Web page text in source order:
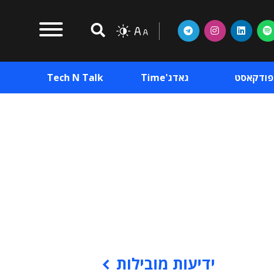
פודקאסט גאדג'Time Tech N Talk
ידיעות מובילות